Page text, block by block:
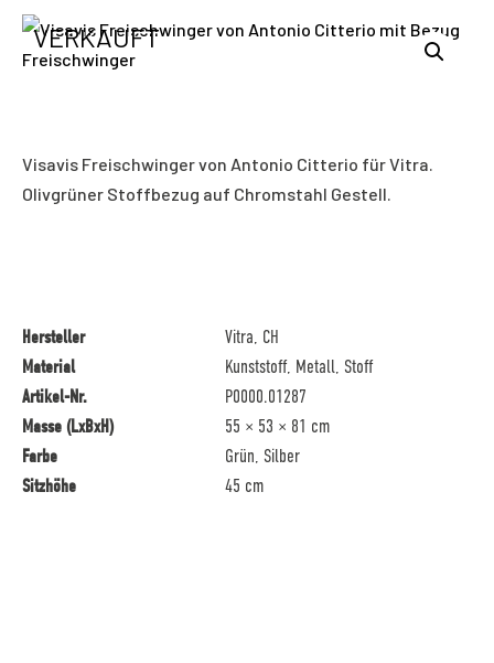
VERKAUFT
Visavis Freischwinger von Antonio Citterio für Vitra.
Olivgrüner Stoffbezug auf Chromstahl Gestell.
Hersteller
Vitra, CH
Material
Kunststoff, Metall, Stoff
Artikel-Nr.
P0000.01287
Masse (LxBxH)
55 × 53 × 81 cm
Farbe
Grün, Silber
Sitzhöhe
45 cm